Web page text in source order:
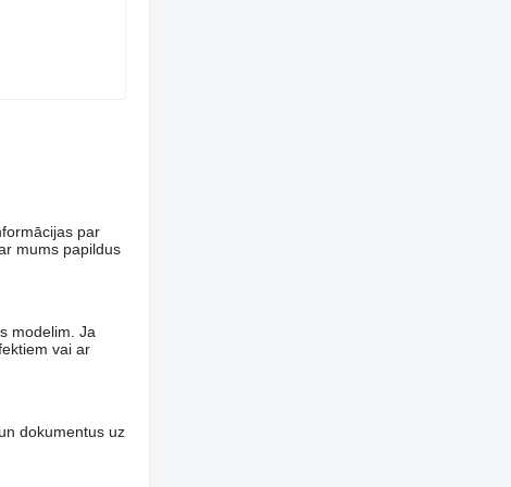
par
mums papildus
modelim. Ja
vai ar
dokumentus uz